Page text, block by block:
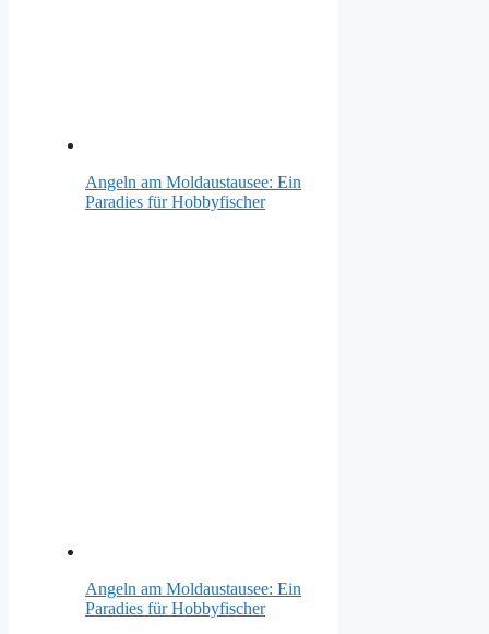
Angeln am Moldaustausee: Ein
Paradies für Hobbyfischer
Angeln am Moldaustausee: Ein
Paradies für Hobbyfischer